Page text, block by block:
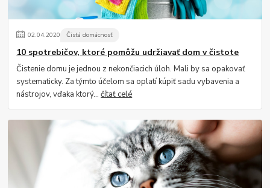
02.04.2020 Čistá domácnosť
10 spotrebičov, ktoré pomôžu udržiavať dom v čistote
Čistenie domu je jednou z nekončiacich úloh. Mali by sa opakovať
systematicky. Za týmto účelom sa oplatí kúpiť sadu vybavenia a
nástrojov, vďaka ktorý...čítať celé